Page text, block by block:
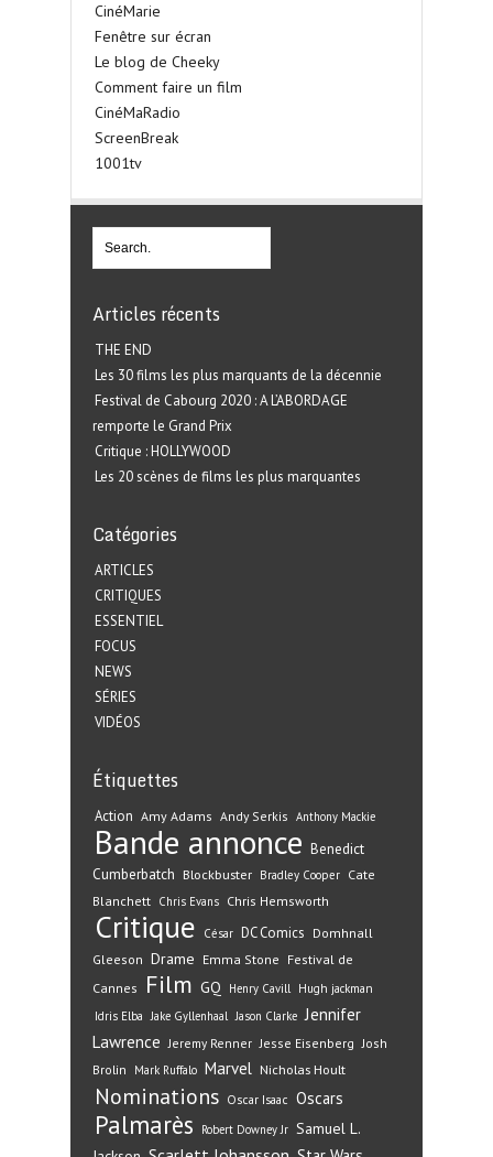
CinéMarie
Fenêtre sur écran
Le blog de Cheeky
Comment faire un film
CinéMaRadio
ScreenBreak
1001tv
Articles récents
THE END
Les 30 films les plus marquants de la décennie
Festival de Cabourg 2020 : A L’ABORDAGE
remporte le Grand Prix
Critique : HOLLYWOOD
Les 20 scènes de films les plus marquantes
Catégories
ARTICLES
CRITIQUES
ESSENTIEL
FOCUS
NEWS
SÉRIES
VIDÉOS
Étiquettes
Action Amy Adams Andy Serkis Anthony Mackie
Bande annonce Benedict
Cumberbatch Blockbuster Bradley Cooper Cate
Blanchett Chris Evans Chris Hemsworth
Critique César DC Comics Domhnall
Gleeson Drame Emma Stone Festival de
Cannes
Film GQ Henry Cavill Hugh jackman
Idris Elba Jake Gyllenhaal Jason Clarke Jennifer
Lawrence Jeremy Renner Jesse Eisenberg Josh
Brolin
Mark Ruffalo Marvel Nicholas Hoult
Nominations Oscar Isaac Oscars
Palmarès Robert Downey Jr Samuel L.